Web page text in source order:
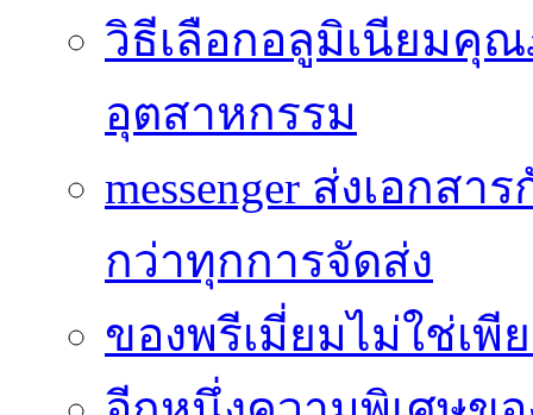
วิธีเลือกอลูมิเนียมคุ
อุตสาหกรรม
messenger ส่งเอกส
กว่าทุกการจัดส่ง
ของพรีเมี่ยมไม่ใช่เพี